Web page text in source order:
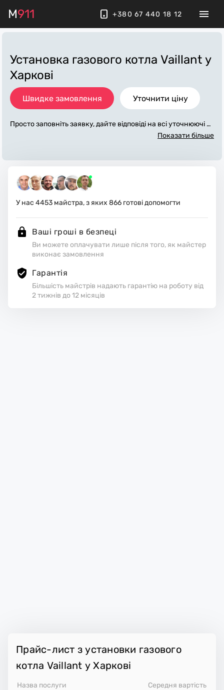
M911 +380 67 440 18 12
Установка газового котла Vaillant у
Харкові
Швидке замовлення Уточнити ціну
Просто заповніть заявку, дайте відповіді на всі уточнюючі за
питання по «установка газового котла vaillant». Ми зв'яжем
атеріали. Виконавці стежать за чистотою та прибирають ро
боче місце.
Показати більше
У нас 4453 майстра, з яких 866 готові допомогти
Ваші гроші в безпеці
Ви можете оплачувати лише після того, як майстер
виконає замовлення
Гарантія
Більшість майстрів надають гарантію на роботу від
2 тижнів до 12 місяців
Прайс-лист з установки газового
котла Vaillant у Харкові
Назва послуги Середня вартість